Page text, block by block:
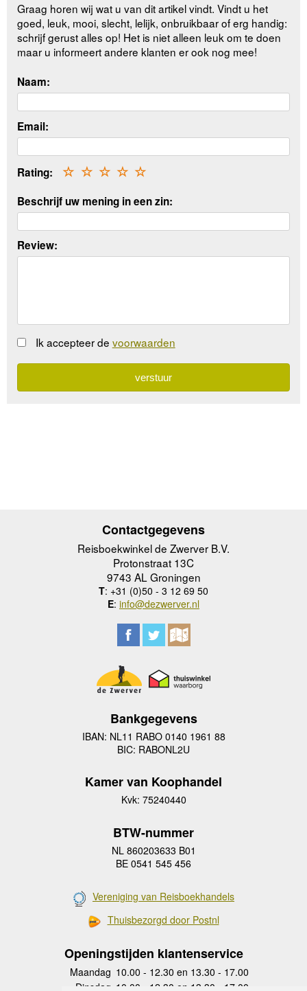
Graag horen wij wat u van dit artikel vindt. Vindt u het
goed, leuk, mooi, slecht, lelijk, onbruikbaar of erg handig:
schrijf gerust alles op! Het is niet alleen leuk om te doen
maar u informeert andere klanten er ook nog mee!
Naam:
Email:
Rating: ☆
☆
☆
☆
☆
Beschrijf uw mening in een zin:
Review:
Ik accepteer de voorwaarden
Contactgegevens
Reisboekwinkel de Zwerver B.V.
Protonstraat 13C
9743 AL Groningen
T: +31 (0)50 - 3 12 69 50
E: info@dezwerver.nl
Bankgegevens
IBAN: NL11 RABO 0140 1961 88
BIC: RABONL2U
Kamer van Koophandel
Kvk: 75240440
BTW-nummer
NL 860203633 B01
BE 0541 545 456
Vereniging van Reisboekhandels
Thuisbezorgd door Postnl
Openingstijden klantenservice
Maandag 10.00 - 12.30 en 13.30 - 17.00
Dinsdag 10.00 - 12.30 en 13.30 - 17.00